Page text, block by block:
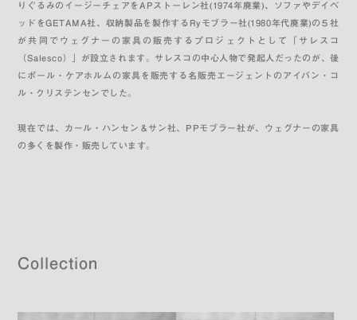
りぐるみのイージーチェアをAPストーレン社(1974年廃業)、ソファやデイベ
ッドをGETAMA社、収納製品を製作するRyモブラー社(1980年代廃業)の５社
が共同でウェグナーの家具の販売するプロジェクトとして「サレスコ
（Salesco）」が設立されます。サレスコの中心人物で発起人だったのが、後
にポール・ケアホルムの家具を販売する名販売エージェントのアイバン・コ
ル・クリステンセンでした。
現在では、カール・ハンセン＆サン社、PPモブラー社が、ウェグナーの家具
の多くを製作・販売しています。
Collection